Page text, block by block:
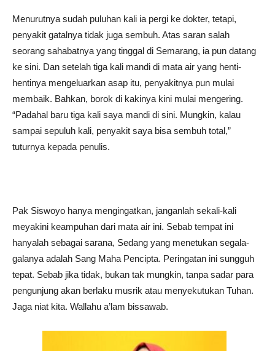
Menurutnya sudah puluhan kali ia pergi ke dokter, tetapi,
penyakit gatalnya tidak juga sembuh. Atas saran salah
seorang sahabatnya yang tinggal di Semarang, ia pun datang
ke sini. Dan setelah tiga kali mandi di mata air yang henti-
hentinya mengeluarkan asap itu, penyakitnya pun mulai
membaik. Bahkan, borok di kakinya kini mulai mengering.
“Padahal baru tiga kali saya mandi di sini. Mungkin, kalau
sampai sepuluh kali, penyakit saya bisa sembuh total,”
tuturnya kepada penulis.
Pak Siswoyo hanya mengingatkan, janganlah sekali-kali
meyakini keampuhan dari mata air ini. Sebab tempat ini
hanyalah sebagai sarana, Sedang yang menetukan segala-
galanya adalah Sang Maha Pencipta. Peringatan ini sungguh
tepat. Sebab jika tidak, bukan tak mungkin, tanpa sadar para
pengunjung akan berlaku musrik atau menyekutukan Tuhan.
Jaga niat kita. Wallahu a’lam bissawab.